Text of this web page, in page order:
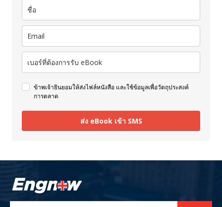
ข้าพเจ้ายินยอมให้ส่งไฟล์หนังสือ และใช้ข้อมูลเพื่อวัตถุประสงค์
การตลาด
ส่ง eBook เข้า SMS